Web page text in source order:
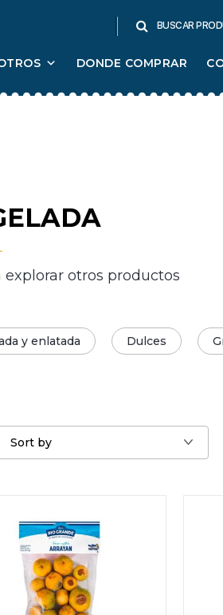
BUSCAR
DONDE COMPRAR
otros productos
y enlatada Dulces
Sort by